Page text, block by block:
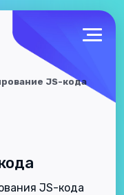
JS-кода
JS-кода